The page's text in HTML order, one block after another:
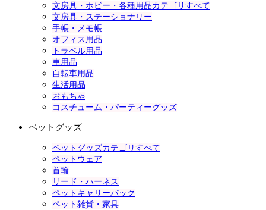
文房具・ホビー・各種用品カテゴリすべて
文房具・ステーショナリー
手帳・メモ帳
オフィス用品
トラベル用品
車用品
自転車用品
生活用品
おもちゃ
コスチューム・パーティーグッズ
ペットグッズ
ペットグッズカテゴリすべて
ペットウェア
首輪
リード・ハーネス
ペットキャリーバック
ペット雑貨・家具